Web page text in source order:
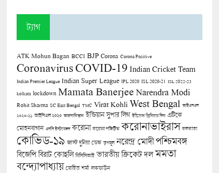
ট্যাগ
ATK Mohun Bagan BCCI BJP Corona Corona Positive
CoronavirusCOVID-19 Indian Cricket Team
Indian Premier League Indian Super League IPL 2020 ISL 2020-21 ISL 2022-23
kolkata lockdown Mamata Banerjee Narendra Modi
Rohit Sharma SC East Bengal TMC Virat Kohli West Bengal আইএসএল
২০২০-২১ আইপিএল ২০২০ আফগানিস্তান ইন্ডিয়ান সুপার লিগ ইন্ডিয়ান প্রিমিয়ার লিগ এটিকে
মোহনবাগান এসসি ইস্টবেঙ্গল করোনা করোনা পজিটিভ করোনাভাইরাস কলকাতা
কোভিড-১৯ জাস্ট দুনিয়া ডেস্ক তৃণমূল নরেন্দ্র মোদী পশ্চিমবঙ্গ
বিজেপি বিরাট কোহলি বিসিসিআই ভারতীয় ক্রিকেট দল মমতা
বন্দ্যোপাধ্যায় রোহিত শর্মা লকডাউন